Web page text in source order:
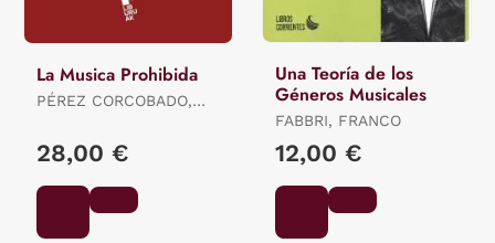
La Musica Prohibida
PÉREZ CORCOBADO,
28,00 €
Una Teoría de los
Géneros Musicales
FABBRI, FRANCO
12,00 €